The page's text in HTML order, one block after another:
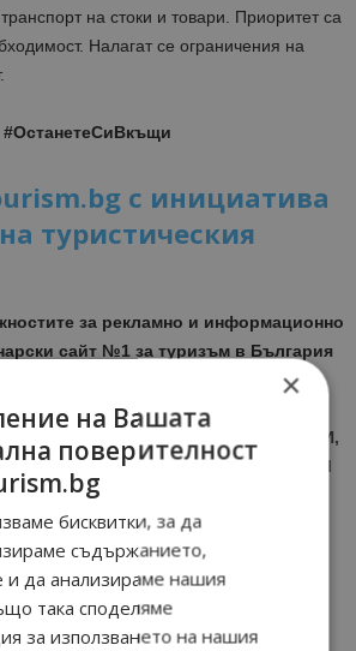
на стоки и товари. Приоритет са
Налагат се ограничения на
#ОстанетеСиВкъщи
с инициатива
туристическия
за рекламно и информационно
сайт №1 за туризъм в България
И ПРОМОЦИИ НА АВИОКОМПАНИИ,
- ПРИСЪЕДИНЕТЕ СЕ КЪМ
BGTOURISM.BG -
актуални новини в Google News
във VIBER
вINSTAGRAM
×
на Вашата
поверителност
бисквитки, за да
съдържанието,
и да анализираме нашия
така споделяме
за използването на нашия